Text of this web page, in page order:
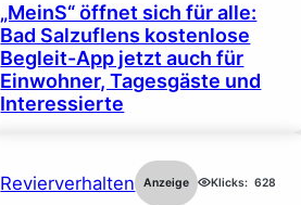
„MeinS“ öffnet sich für alle:
Bad Salzuflens kostenlose
Begleit-App jetzt auch für
Einwohner, Tagesgäste und
Interessierte
Revierverhalten Anzeige Klicks: 628